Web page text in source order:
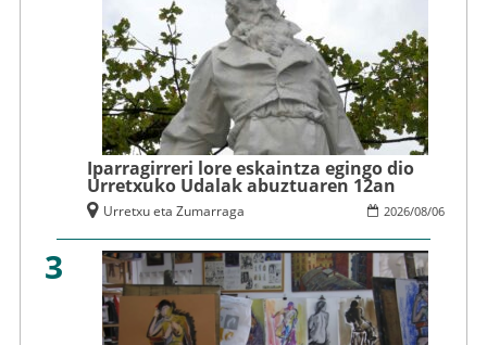
Iparragirreri lore eskaintza egingo dio
Urretxuko Udalak abuztuaren 12an
2026/08/06
Urretxu eta Zumarraga
3